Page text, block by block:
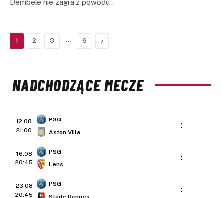
Dembélé nie zagra z powodu…
1 2 3 … 6 Next
NADCHODZĄCE MECZE
12.08
21:00
PSG
Aston Villa
:
16.08
20:45
PSG
Lens
:
23.08
20:45
PSG
Stade Rennes
: